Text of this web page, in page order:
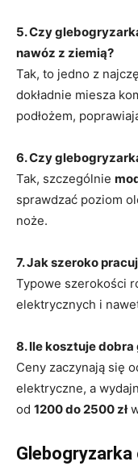
5. Czy
nawóz z ziemią?
Tak, to jedno z
dokładnie miesza
podłożem,
6. Czy
Tak, szczególnie
sprawdzać poziom
noże.
7. Jak szeroko
Typowe szerokości
elektrycznych i
8. Ile kosztuje
Ceny zaczynają się
elektryczne, a
od 1200 do 2500 zł
Glebogryzarka